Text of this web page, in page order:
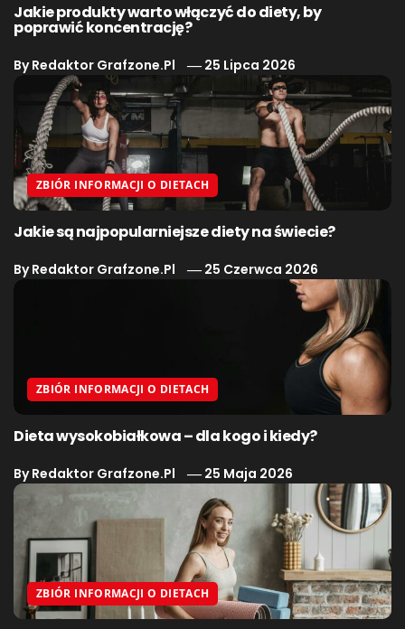
Jakie produkty warto włączyć do diety, by
poprawić koncentrację?
ByRedaktor Grafzone.pl 25 Lipca 2026
ZBIÓR INFORMACJI O DIETACH
Jakie są najpopularniejsze diety na świecie?
ByRedaktor Grafzone.pl 25 Czerwca 2026
ZBIÓR INFORMACJI O DIETACH
Dieta wysokobiałkowa – dla kogo i kiedy?
ByRedaktor Grafzone.pl 25 Maja 2026
ZBIÓR INFORMACJI O DIETACH